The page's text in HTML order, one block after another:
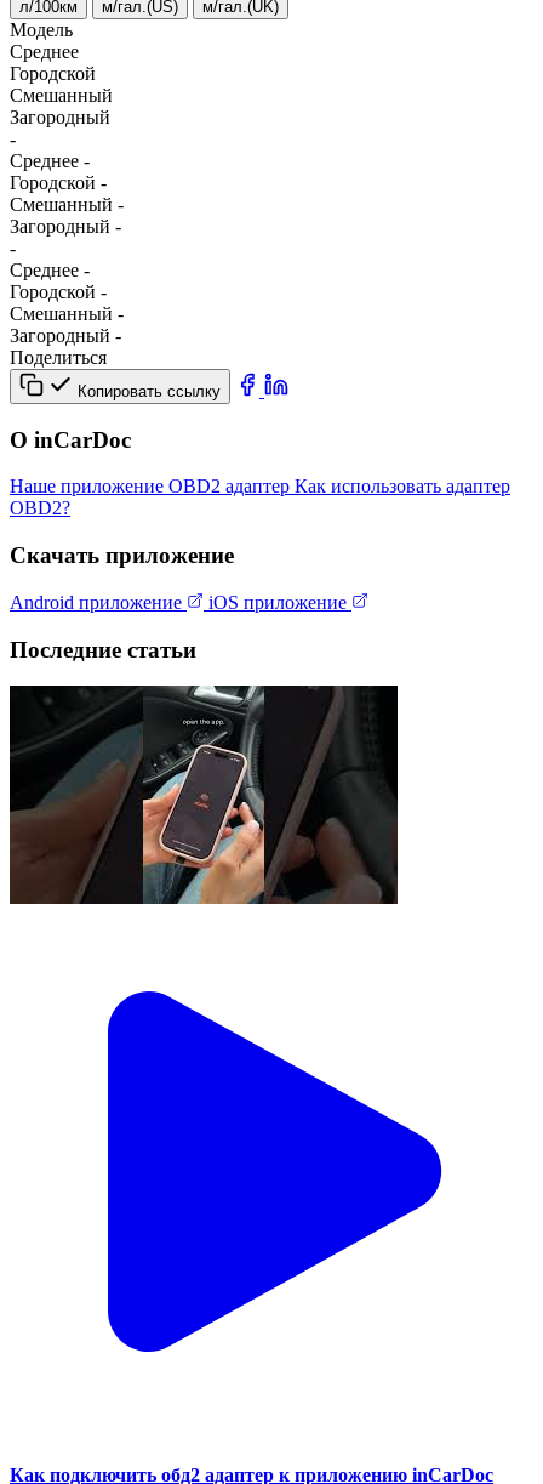
л/100км м/гал.(US) м/гал.(UK)
Модель
Среднее
Городской
Смешанный
Загородный
-
Среднее -
Городской -
Смешанный -
Загородный -
-
Среднее -
Городской -
Смешанный -
Загородный -
Поделиться
Копировать ссылку
О inCarDoc
Наше приложение OBD2 адаптер Как использовать адаптер
OBD2?
Скачать приложение
Android приложение iOS приложение
Последние статьи
Как подключить обд2 адаптер к приложению inCarDoc